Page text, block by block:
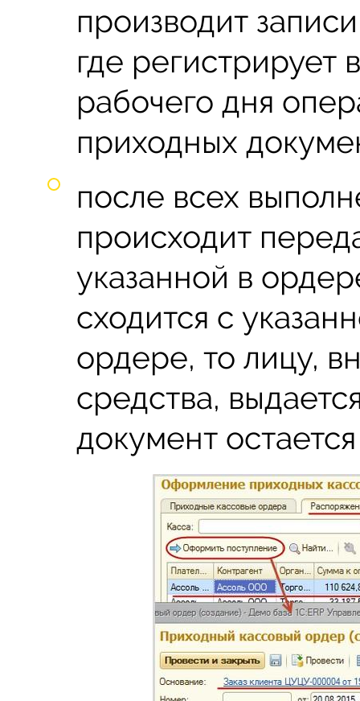
производит
где регистрирует
рабочего дня
приходных
после всех
происходит
указанной в
сходится с
ордере, то лицу,
средства,
документ